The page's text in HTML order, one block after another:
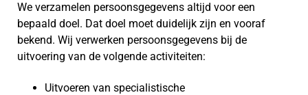
We verzamelen persoonsgegevens altijd voor een
bepaald doel. Dat doel moet duidelijk zijn en vooraf
bekend. Wij verwerken persoonsgegevens bij de
uitvoering van de volgende activiteiten:
Uitvoeren van specialistische